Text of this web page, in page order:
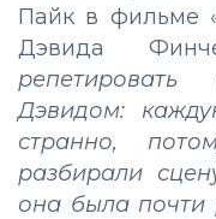
Пайк в фильме
Дэвида
Дэвидом:
странно,
разбирали
она была почти